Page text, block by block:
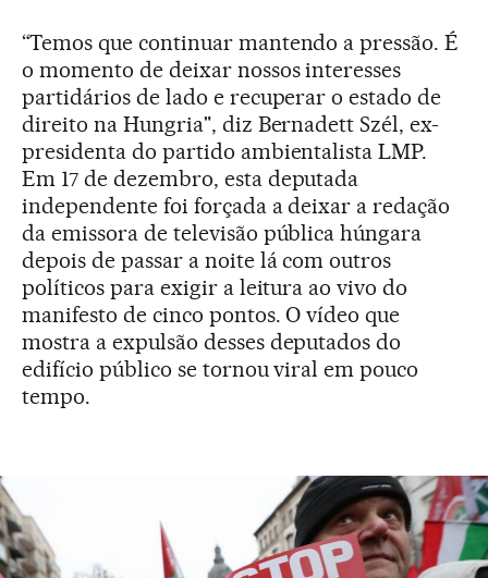
“Temos que continuar mantendo a pressão. É
o momento de deixar nossos interesses
partidários de lado e recuperar o estado de
direito na Hungria", diz Bernadett Szél, ex-
presidenta do partido ambientalista LMP.
Em 17 de dezembro, esta deputada
independente foi forçada a deixar a redação
da emissora de televisão pública húngara
depois de passar a noite lá com outros
políticos para exigir a leitura ao vivo do
manifesto de cinco pontos. O vídeo que
mostra a expulsão desses deputados do
edifício público se tornou viral em pouco
tempo.